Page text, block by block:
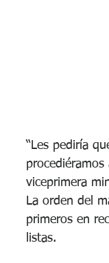
“Les pediría
viceprimera
La orden del
primeros en
listas.